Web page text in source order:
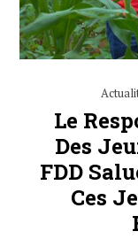
Le
Des
FDD
Ces